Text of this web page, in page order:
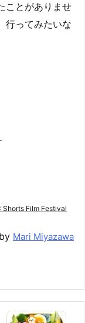
ことがありませ
行ってみたいな
Shorts Film Festival
Mari Miyazawa